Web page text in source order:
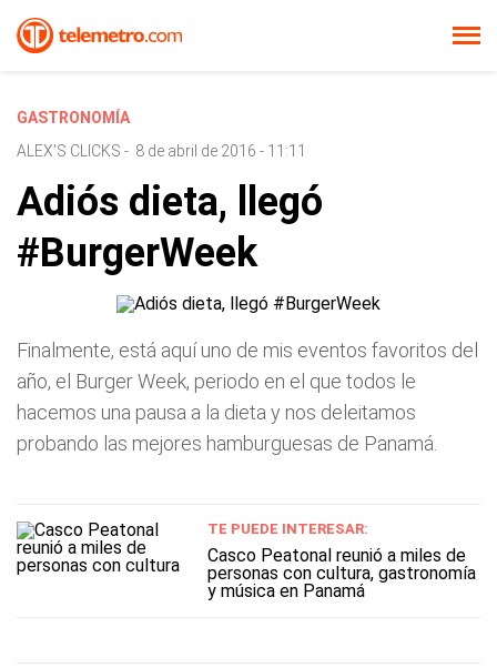
GASTRONOMÍA
ALEX'S CLICKS - 8 de abril de 2016 - 11:11
Adiós dieta, llegó
#BurgerWeek
Finalmente, está aquí uno de mis eventos favoritos del
año, el Burger Week, periodo en el que todos le
hacemos una pausa a la dieta y nos deleitamos
probando las mejores hamburguesas de Panamá.
TE PUEDE INTERESAR:
Casco Peatonal reunió a miles de
personas con cultura, gastronomía
y música en Panamá